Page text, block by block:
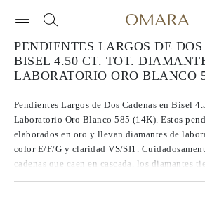
PENDIENTES LARGOS DE
BISEL 4.50 CT. TOT.
LABORATORIO ORO BLANCO
Pendientes Largos de Dos Cadenas en Bisel
Laboratorio Oro Blanco 585 (14K). Estos
elaborados en oro y llevan diamantes de
color E/F/G y claridad VS/SI1.
cadenas que caen en cascada, los diamantes